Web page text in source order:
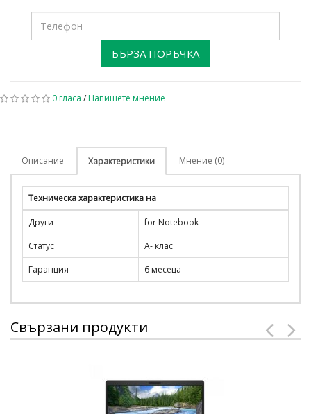
БЪРЗА ПОРЪЧКА
0 гласа /Напишете мнение
Описание Характеристики Мнение (0)
Техническа характеристика на
Други
for Notebook
Статус
A- клас
Гаранция
6 месеца
Свързани продукти